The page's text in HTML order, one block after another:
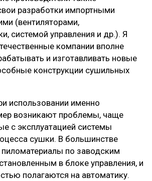
разработки импортными
(вентиляторами,
системой управления и др.). Я
компании вполне
и изготавливать новые
конструкции сушильных
использовании именно
возникают проблемы, чаще
с эксплуатацией системы
сушки. В большинстве
пиломатериалы по заводским
в блоке управления, и
полагаются на автоматику.